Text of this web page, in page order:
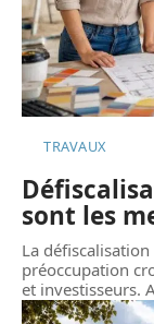
TRAVAUX
sont les
La
préoccupation
et investisseurs.